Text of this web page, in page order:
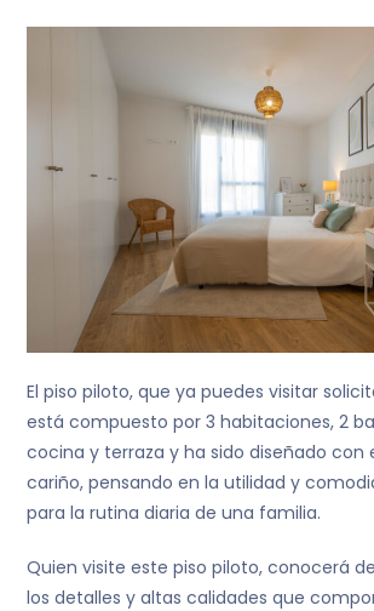
El piso piloto, que ya puedes visitar
está compuesto por 3 habitaciones, 2
cocina y terraza y ha sido diseñado con
cariño, pensando en la utilidad y
para la rutina diaria de una familia.
Quien visite este piso piloto, conocerá
los detalles y altas calidades que